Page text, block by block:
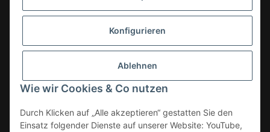
Konfigurieren
Ablehnen
Wie wir Cookies & Co nutzen
Durch Klicken auf „Alle akzeptieren“ gestatten Sie den
Einsatz folgender Dienste auf unserer Website: YouTube,
- Sezer Kahveci & Cengiz Inci
33142 Büren, Deutschland
Kategorien
Informationen